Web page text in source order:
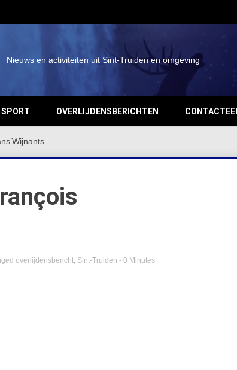
Nieuws en activiteiten uit Sint-Truiden en omgeving
SPORT OVERLIJDENSBERICHTEN
overlijdensbericht, Sint-Truiden - 0 Minutes